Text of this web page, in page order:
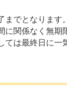
でとなります。
関係なく無期
は最終日に一